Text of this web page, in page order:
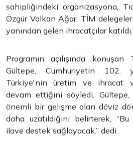
sahipliğindeki organizasyona,
Özgür Volkan Ağar, TİM
yanından gelen ihracatçılar katıldı.
Programın açılışında
Gültepe, Cumhuriyetin 102.
Türkiye'nin üretim ve ihracat
devam ettiğini söyledi. Gültepe,
önemli bir gelişme olan döviz
daha uzatıldığını belirterek,
ilave destek sağlayacak.” dedi.